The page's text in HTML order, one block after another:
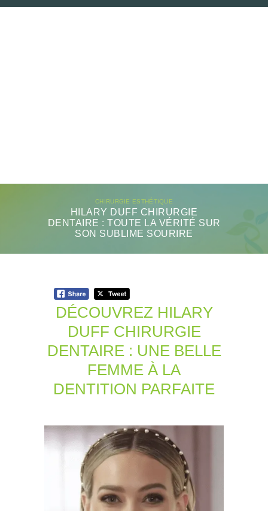
CHIRURGIE ESTHÉTIQUE
HILARY DUFF CHIRURGIE
DENTAIRE : TOUTE LA VÉRITÉ SUR
SON SUBLIME SOURIRE
DÉCOUVREZ HILARY
DUFF CHIRURGIE
DENTAIRE : UNE BELLE
FEMME À LA
DENTITION PARFAITE